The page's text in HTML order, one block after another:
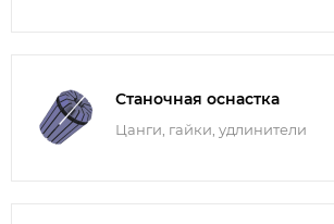
Станочная оснастка
Цанги, гайки, удлинители